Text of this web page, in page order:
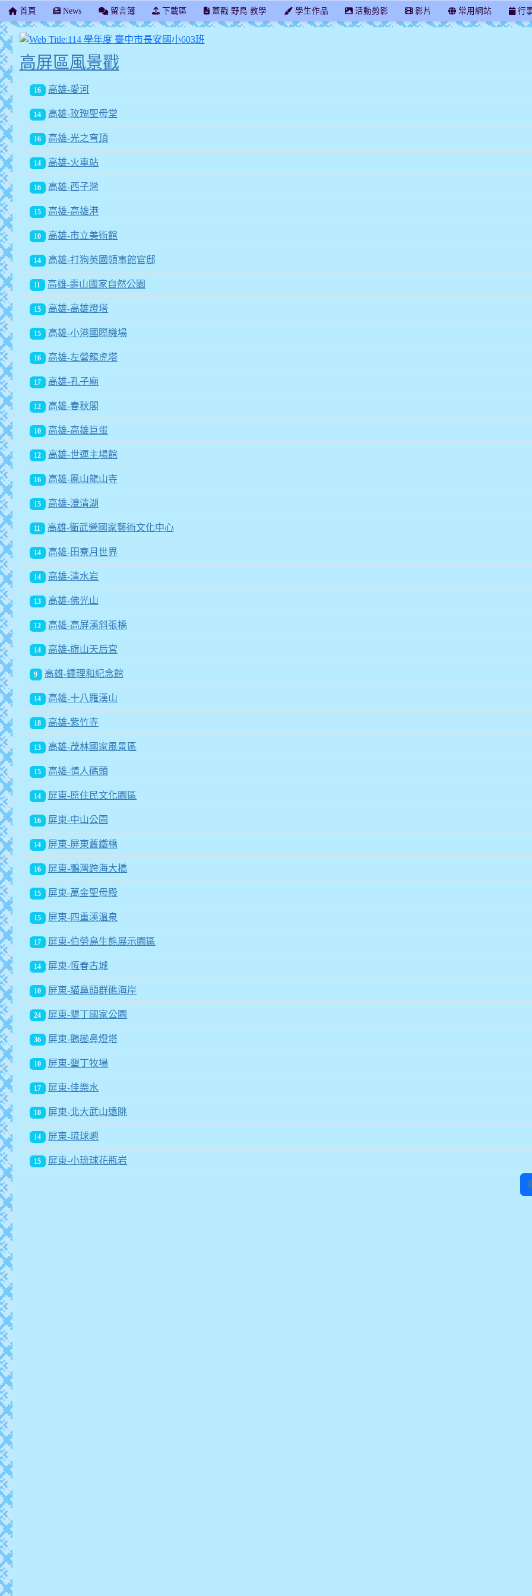
首頁 News 留言簿 下載區 蓋戳 野鳥 教學 學生作品 活動剪影 影片 常用網站 行
114 學年度 臺中市長安國小603班
高屏區風景戳
16 高雄-愛河
14 高雄-玫瑰聖母堂
16 高雄-光之穹頂
14 高雄-火車站
16 高雄-西子灣
15 高雄-高雄港
10 高雄-市立美術館
14 高雄-打狗英國領事館官邸
11 高雄-壽山國家自然公園
15 高雄-高雄燈塔
15 高雄-小港國際機場
16 高雄-左營龍虎塔
17 高雄-孔子廟
12 高雄-春秋閣
10 高雄-高雄巨蛋
12 高雄-世運主場館
16 高雄-鳳山龍山寺
15 高雄-澄清湖
11 高雄-衛武營國家藝術文化中心
14 高雄-田寮月世界
14 高雄-清水岩
13 高雄-佛光山
12 高雄-高屏溪斜張橋
14 高雄-旗山天后宮
9 高雄-鍾理和紀念館
14 高雄-十八羅漢山
18 高雄-紫竹寺
13 高雄-茂林國家風景區
15 高雄-情人碼頭
14 屏東-原住民文化園區
16 屏東-中山公園
14 屏東-屏東舊鐵橋
16 屏東-鵬灣跨海大橋
15 屏東-萬金聖母殿
15 屏東-四重溪溫泉
17 屏東-伯勞鳥生態展示園區
14 屏東-恆春古城
10 屏東-貓鼻頭群礁海岸
24 屏東-墾丁國家公園
36 屏東-鵝鑾鼻燈塔
10 屏東-墾丁牧場
17 屏東-佳樂水
10 屏東-北大武山遠眺
14 屏東-琉球嶼
15 屏東-小琉球花瓶岩